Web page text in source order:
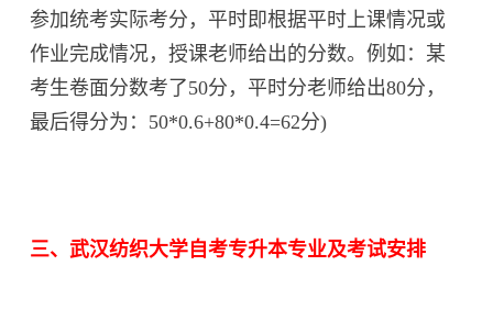
参加统考实际考分，平时即根据平时上课情况或
作业完成情况，授课老师给出的分数。例如：某
考生卷面分数考了50分，平时分老师给出80分，
最后得分为：50*0.6+80*0.4=62分)
三、武汉纺织大学自考专升本专业及考试安排